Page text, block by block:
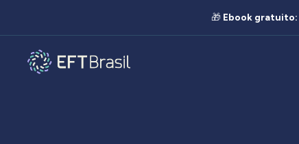
🎁 Ebook gratuito: